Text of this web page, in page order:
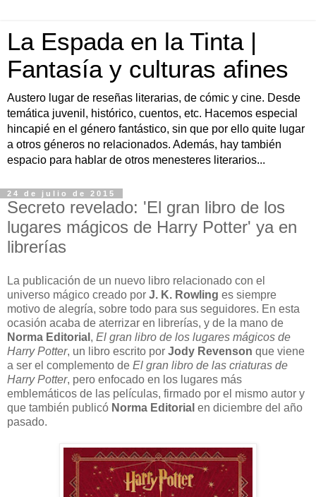
La Espada en la Tinta |
Fantasía y culturas afines
Austero lugar de reseñas literarias, de cómic y cine. Desde
temática juvenil, histórico, cuentos, etc. Hacemos especial
hincapié en el género fantástico, sin que por ello quite lugar
a otros géneros no relacionados. Además, hay también
espacio para hablar de otros menesteres literarios...
24 de julio de 2015
Secreto revelado: 'El gran libro de los
lugares mágicos de Harry Potter' ya en
librerías
La publicación de un nuevo libro relacionado con el
universo mágico creado por J. K. Rowling es siempre
motivo de alegría, sobre todo para sus seguidores. En esta
ocasión acaba de aterrizar en librerías, y de la mano de
Norma Editorial , El gran libro de los lugares mágicos de
Harry Potter, un libro escrito por Jody Revenson que viene
a ser el complemento de El gran libro de las criaturas de
Harry Potter, pero enfocado en los lugares más
emblemáticos de las películas, firmado por el mismo autor y
que también publicó Norma Editorial en diciembre del año
pasado.